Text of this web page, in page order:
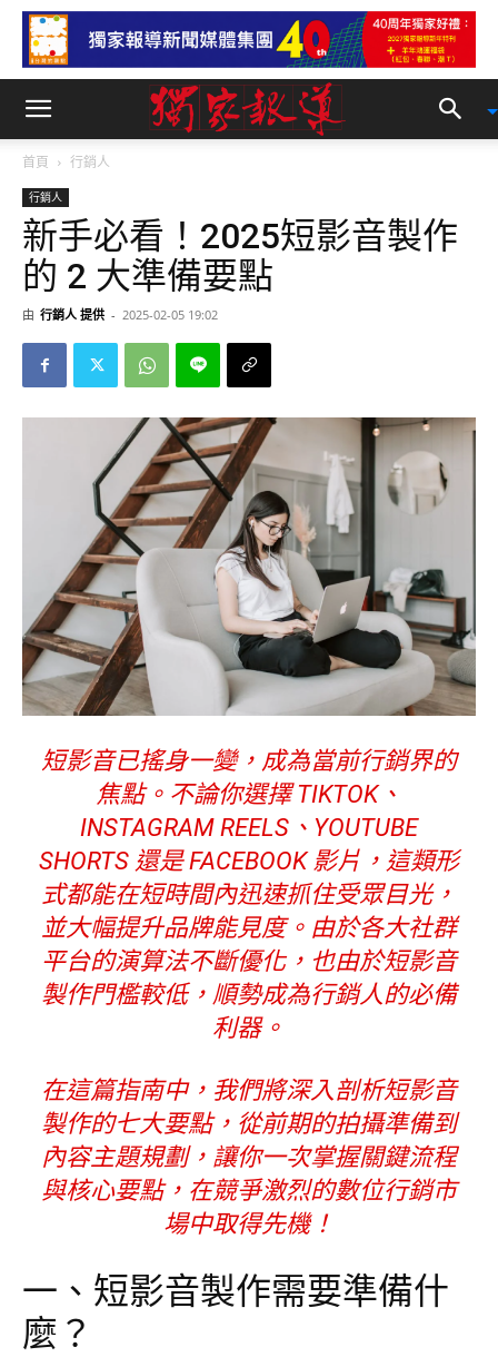
首頁 行銷人
行銷人
新手必看！2025短影音製作
的 2 大準備要點
由 行銷人 提供 - 2025-02-05 19:02
短影音已搖身一變，成為當前行銷界的
焦點。不論你選擇 TIKTOK、
INSTAGRAM REELS、YOUTUBE
SHORTS 還是 FACEBOOK 影片，這類形
式都能在短時間內迅速抓住受眾目光，
並大幅提升品牌能見度。由於各大社群
平台的演算法不斷優化，也由於短影音
製作門檻較低，順勢成為行銷人的必備
利器。
在這篇指南中，我們將深入剖析短影音
製作的七大要點，從前期的拍攝準備到
內容主題規劃，讓你一次掌握關鍵流程
與核心要點，在競爭激烈的數位行銷市
場中取得先機！
一、短影音製作需要準備什
麼？